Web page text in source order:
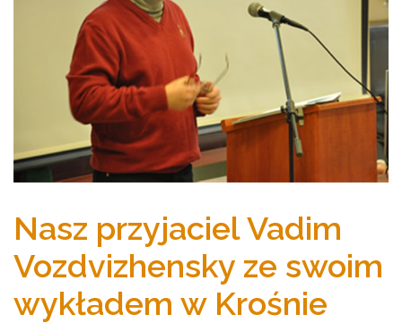
Nasz przyjaciel Vadim
Vozdvizhensky ze swoim
wykładem w Krośnie